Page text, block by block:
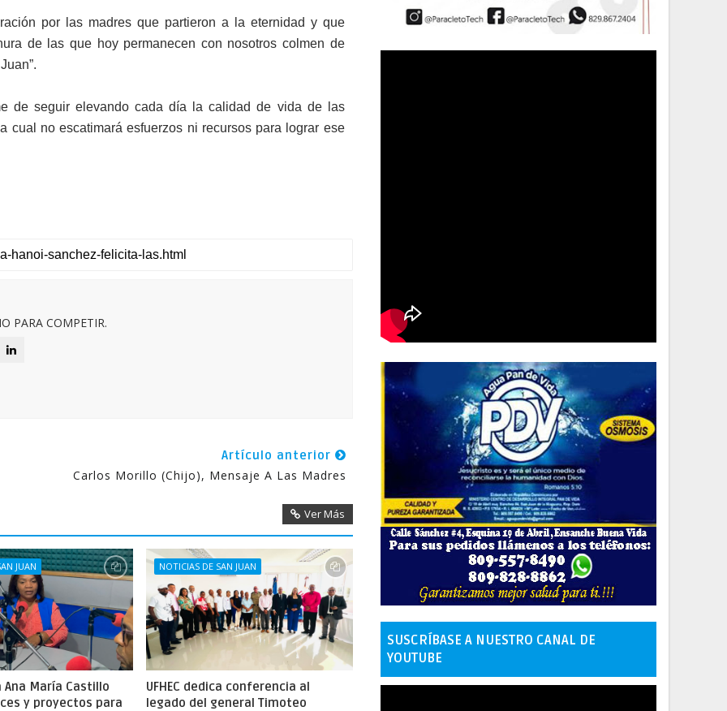
por las madres que partieron a la eternidad y que
de las que hoy permanecen con nosotros colmen de
de seguir elevando cada día la calidad de vida de las
cual no escatimará esfuerzos ni recursos para lograr ese
PARA COMPETIR.
Artículo anterior
Carlos Morillo (Chijo), Mensaje A Las Madres
Ver Más
JUAN
Ana María Castillo
y proyectos para
NOTICIAS DE SAN JUAN
UFHEC dedica conferencia al
legado del general Timoteo
SUSCRÍBASE A NUESTRO CANAL DE
YOUTUBE